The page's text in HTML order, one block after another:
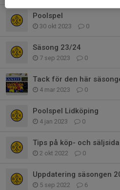
Poolspel
30 okt 2023 0
Säsong 23/24
7 sep 2023 0
Tack för den här
4 mar 2023 0
Poolspel Lidköping
4 jan 2023 0
Tips på köp- och säljsida
2 okt 2022 0
Uppdatering säsongen
5 sep 2022 6